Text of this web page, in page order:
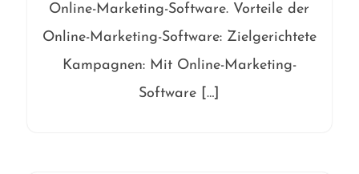
Online-Marketing-Software. Vorteile der
Online-Marketing-Software: Zielgerichtete
Kampagnen: Mit Online-Marketing-
Software […]